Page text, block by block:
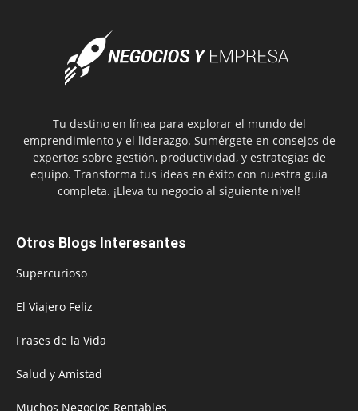
Tu destino en línea para explorar el mundo del
emprendimiento y el liderazgo. Sumérgete en consejos de
expertos sobre gestión, productividad, y estrategias de
equipo. Transforma tus ideas en éxito con nuestra guía
completa. ¡Lleva tu negocio al siguiente nivel!
Otros Blogs Interesantes
Supercurioso
El Viajero Feliz
Frases de la Vida
Salud y Amistad
Muchos Negocios Rentables